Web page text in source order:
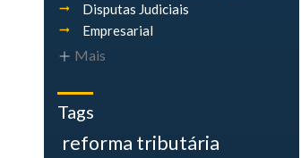
Disputas Judiciais
Empresarial
Mais
Tags
reforma tributária